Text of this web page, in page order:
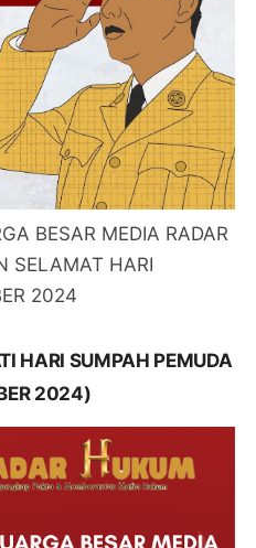
BESAR MEDIA RADAR
SELAMAT HARI
2024
HARI SUMPAH PEMUDA
2024)